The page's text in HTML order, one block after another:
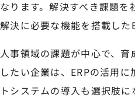
なります。解決すべき課題
解決に必要な機能を搭載した
人事領域の課題が中心で、
したい企業は、ERPの活用
トシステムの導入も選択肢に